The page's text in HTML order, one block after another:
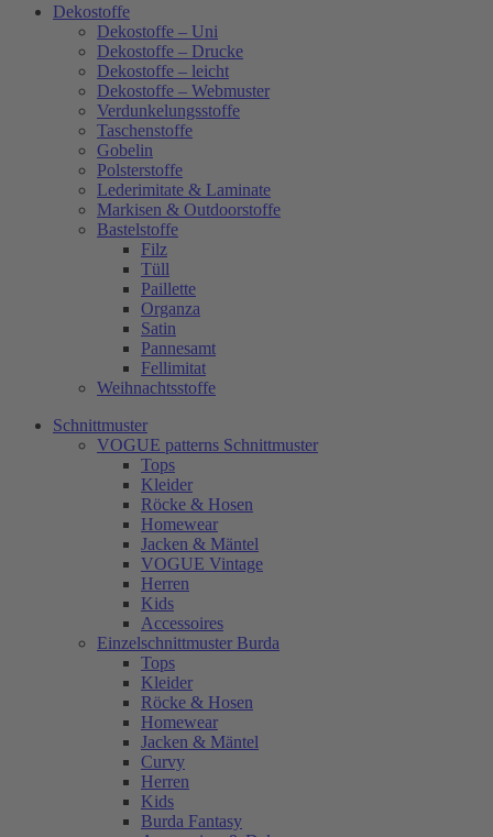
Dekostoffe
Dekostoffe – Uni
Dekostoffe – Drucke
Dekostoffe – leicht
Dekostoffe – Webmuster
Verdunkelungsstoffe
Taschenstoffe
Gobelin
Polsterstoffe
Lederimitate & Laminate
Markisen & Outdoorstoffe
Bastelstoffe
Filz
Tüll
Paillette
Organza
Satin
Pannesamt
Fellimitat
Weihnachtsstoffe
Schnittmuster
VOGUE patterns Schnittmuster
Tops
Kleider
Röcke & Hosen
Homewear
Jacken & Mäntel
VOGUE Vintage
Herren
Kids
Accessoires
Einzelschnittmuster Burda
Tops
Kleider
Röcke & Hosen
Homewear
Jacken & Mäntel
Curvy
Herren
Kids
Burda Fantasy